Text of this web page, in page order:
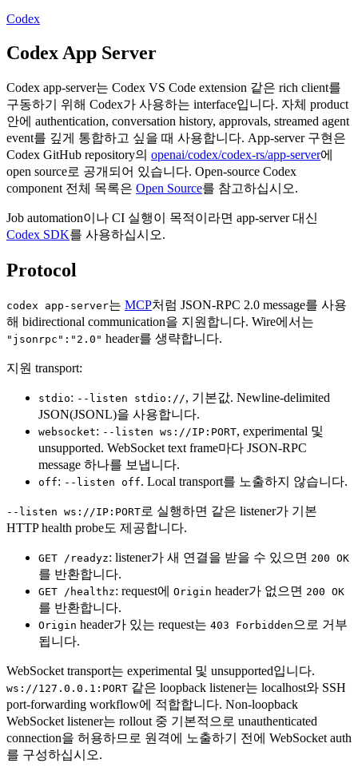
Codex
Codex App Server
Codex app-server는 Codex VS Code extension 같은 rich client를
구동하기 위해 Codex가 사용하는 interface입니다. 자체 product
안에 authentication, conversation history, approvals, streamed agent
event를 깊게 통합하고 싶을 때 사용합니다. App-server 구현은
Codex GitHub repository의 openai/codex/codex-rs/app-server에
open source로 공개되어 있습니다. Open-source Codex
component 전체 목록은 Open Source를 참고하십시오.
Job automation이나 CI 실행이 목적이라면 app-server 대신
Codex SDK를 사용하십시오.
Protocol
codex app-server는 MCP처럼 JSON-RPC 2.0 message를 사용
해 bidirectional communication을 지원합니다. Wire에서는
"jsonrpc":"2.0" header를 생략합니다.
지원 transport:
stdio: --listen stdio://, 기본값. Newline-delimited
JSON(JSONL)을 사용합니다.
websocket: --listen ws://IP:PORT, experimental 및
unsupported. WebSocket text frame마다 JSON-RPC
message 하나를 보냅니다.
off: --listen off. Local transport를 노출하지 않습니다.
--listen ws://IP:PORT로 실행하면 같은 listener가 기본
HTTP health probe도 제공합니다.
GET /readyz: listener가 새 연결을 받을 수 있으면 200 OK
를 반환합니다.
GET /healthz: request에 Origin header가 없으면 200 OK
를 반환합니다.
Origin header가 있는 request는 403 Forbidden 으로 거부
됩니다.
WebSocket transport는 experimental 및 unsupported입니다.
ws://127.0.0.1:PORT 같은 loopback listener는 localhost와 SSH
port-forwarding workflow에 적합합니다. Non-loopback
WebSocket listener는 rollout 중 기본적으로 unauthenticated
connection을 허용하므로 원격에 노출하기 전에 WebSocket auth
를 구성하십시오.